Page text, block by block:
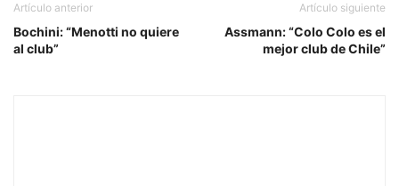
Artículo anterior
Bochini: “Menotti no quiere
al club”
Artículo siguiente
Assmann: “Colo Colo es el
mejor club de Chile”